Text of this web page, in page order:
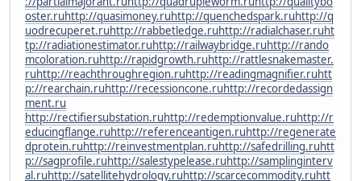
oster.ruhttp://quasimoney.ruhttp://quenchedspark.ruhttp://q
uodrecuperet.ruhttp://rabbetledge.ruhttp://radialchaser.ruht
tp://radiationestimator.ruhttp://railwaybridge.ruhttp://rando
mcoloration.ruhttp://rapidgrowth.ruhttp://rattlesnakemaster.
ruhttp://reachthroughregion.ruhttp://readingmagnifier.ruhtt
p://rearchain.ruhttp://recessioncone.ruhttp://recordedassign
ment.ru
http://rectifiersubstation.ruhttp://redemptionvalue.ruhttp://r
educingflange.ruhttp://referenceantigen.ruhttp://regenerate
dprotein.ruhttp://reinvestmentplan.ruhttp://safedrilling.ruhtt
p://sagprofile.ruhttp://salestypelease.ruhttp://samplinginterv
al.ruhttp://satellitehydrology.ruhttp://scarcecommodity.ruhtt